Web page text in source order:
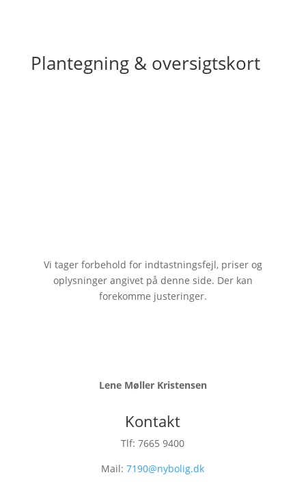
Plantegning & oversigtskort
Vi tager forbehold for indtastningsfejl, priser og
oplysninger angivet på denne side. Der kan
forekomme justeringer.
Lene Møller Kristensen
Kontakt
Tlf: 7665 9400
Mail:7190@nybolig.dk